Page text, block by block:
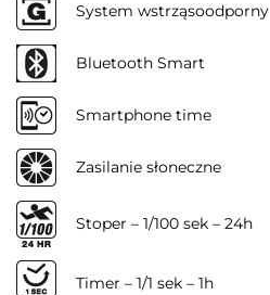
System wstrząsoodporny
Bluetooth Smart
Smartphone time
Zasilanie słoneczne
Stoper – 1/100 sek – 24h
Timer – 1/1 sek – 1h